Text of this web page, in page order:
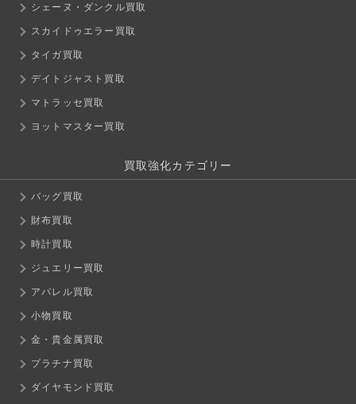
シェーヌ・ダンクル買取
スカイドゥエラー買取
タイガ買取
デイトジャスト買取
マトラッセ買取
ヨットマスター買取
買取強化カテゴリー
バッグ買取
財布買取
時計買取
ジュエリー買取
アパレル買取
小物買取
金・貴金属買取
プラチナ買取
ダイヤモンド買取